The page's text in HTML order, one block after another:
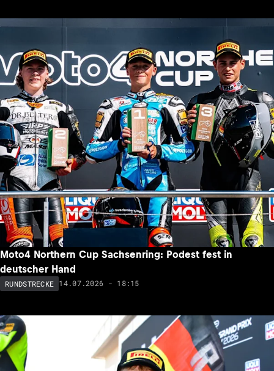
Moto4 Northern Cup Sachsenring: Podest fest in
deutscher Hand
RUNDSTRECKE 14.07.2026 - 18:15